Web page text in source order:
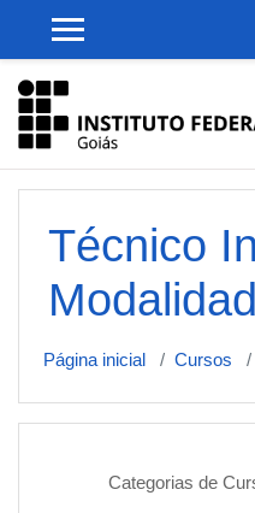
Técnico
Página inicial Cursos
Categorias de